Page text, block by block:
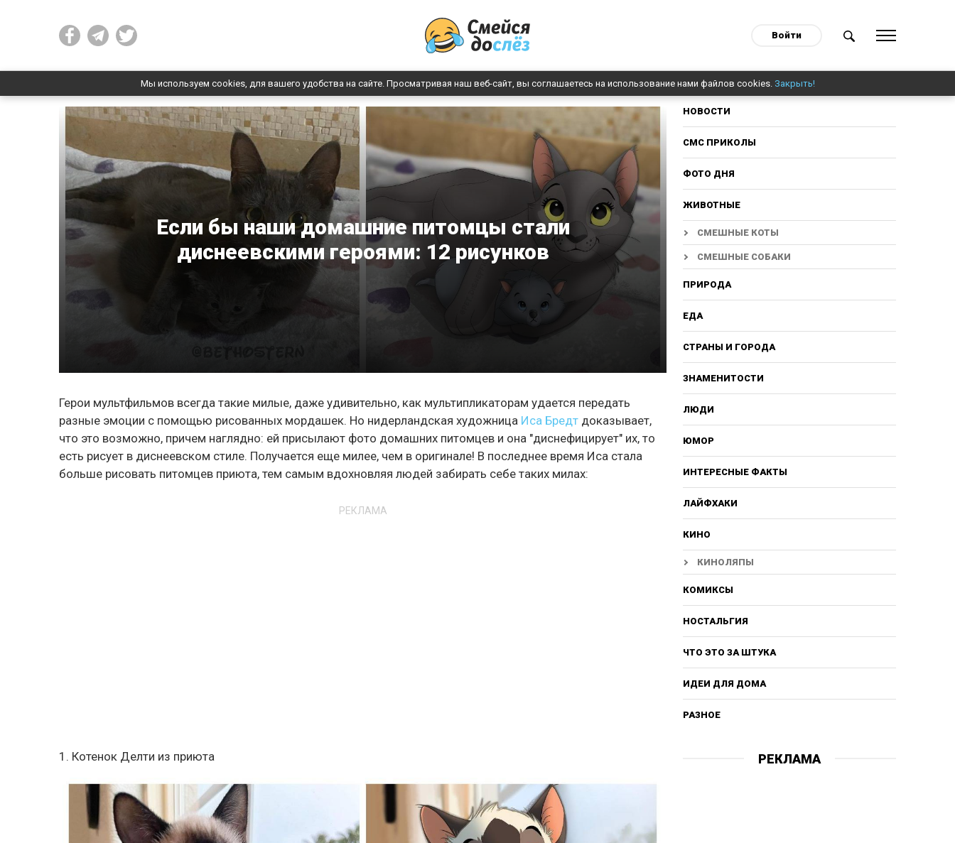
Войти
Мы используем cookies, для вашего удобства на сайте. Просматривая наш веб-сайт, вы соглашаетесь на использование нами файлов cookies. Закрыть!
Если бы наши домашние питомцы стали
диснеевскими героями: 12 рисунков
Герои мультфильмов всегда такие милые, даже удивительно, как мультипликаторам удается передать
разные эмоции с помощью рисованных мордашек. Но нидерландская художница Иса Бредт доказывает,
что это возможно, причем наглядно: ей присылают фото домашних питомцев и она "диснефицирует" их, то
есть рисует в диснеевском стиле. Получается еще милее, чем в оригинале! В последнее время Иса стала
больше рисовать питомцев приюта, тем самым вдохновляя людей забирать себе таких милах:
РЕКЛАМА
1. Котенок Делти из приюта
НОВОСТИ
СМС ПРИКОЛЫ
ФОТО ДНЯ
ЖИВОТНЫЕ
СМЕШНЫЕ КОТЫ
СМЕШНЫЕ СОБАКИ
ПРИРОДА
ЕДА
СТРАНЫ И ГОРОДА
ЗНАМЕНИТОСТИ
ЛЮДИ
ЮМОР
ИНТЕРЕСНЫЕ ФАКТЫ
ЛАЙФХАКИ
КИНО
КИНОЛЯПЫ
КОМИКСЫ
НОСТАЛЬГИЯ
ЧТО ЭТО ЗА ШТУКА
ИДЕИ ДЛЯ ДОМА
РАЗНОЕ
РЕКЛАМА